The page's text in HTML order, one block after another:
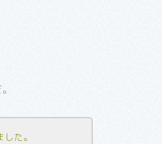
た。